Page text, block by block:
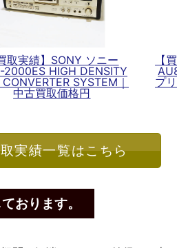
買取実績】SONY ソニー
2000ES HIGH DENSITY
SYSTEM｜
中古買取価格円
【
プ
実績一覧はこちら
おります。